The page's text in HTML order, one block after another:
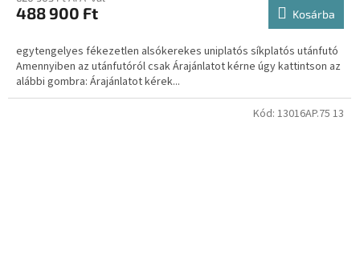
488 900 Ft Kosárba
egytengelyes fékezetlen alsókerekes uniplatós síkplatós utánfutó
Amennyiben az utánfutóról csak Árajánlatot kérne úgy kattintson az
alábbi gombra: Árajánlatot kérek...
Kód: 13016AP.75 13